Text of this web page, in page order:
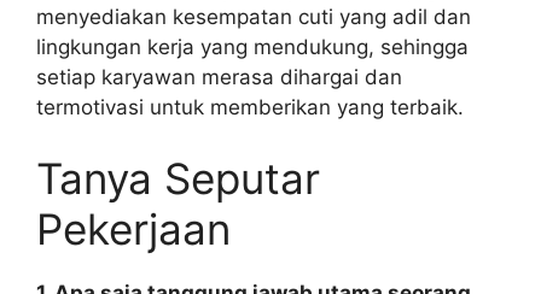
menyediakan kesempatan cuti yang adil dan
lingkungan kerja yang mendukung, sehingga
setiap karyawan merasa dihargai dan
termotivasi untuk memberikan yang terbaik.
Tanya Seputar
Pekerjaan